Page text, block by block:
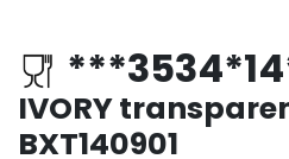
IVORY
BXT140901